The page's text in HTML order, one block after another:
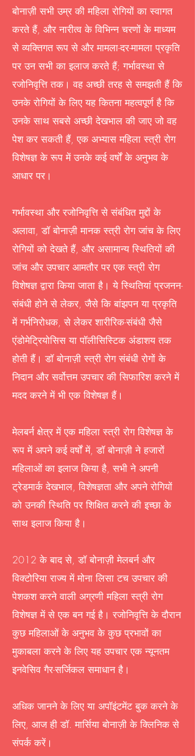
बोनाज़ी सभी उम्र की महिला रोगियों का स्वागत
करते हैं, और नारीत्व के विभिन्न चरणों के माध्यम
से व्यक्तिगत रूप से और मामला-दर-मामला प्रकृति
पर उन सभी का इलाज करते हैं; गर्भावस्था से
रजोनिवृत्ति तक। वह अच्छी तरह से समझती हैं कि
उनके रोगियों के लिए यह कितना महत्वपूर्ण है कि
उनके साथ सबसे अच्छी देखभाल की जाए जो वह
पेश कर सकती हैं, एक अभ्यास महिला स्त्री रोग
विशेषज्ञ के रूप में उनके कई वर्षों के अनुभव के
आधार पर।
गर्भावस्था और रजोनिवृत्ति से संबंधित मुद्दों के
अलावा, डॉ बोनाज़ी मानक स्त्री रोग जांच के लिए
रोगियों को देखते हैं, और असामान्य स्थितियों की
जांच और उपचार आमतौर पर एक स्त्री रोग
विशेषज्ञ द्वारा किया जाता है। ये स्थितियां प्रजनन-
संबंधी होने से लेकर, जैसे कि बांझपन या प्रकृति
में गर्भनिरोधक, से लेकर शारीरिक-संबंधी जैसे
एंडोमेट्रियोसिस या पॉलीसिस्टिक अंडाशय तक
होती हैं। डॉ बोनाज़ी स्त्री रोग संबंधी रोगों के
निदान और सर्वोत्तम उपचार की सिफारिश करने में
मदद करने में भी एक विशेषज्ञ हैं।
मेलबर्न क्षेत्र में एक महिला स्त्री रोग विशेषज्ञ के
रूप में अपने कई वर्षों में, डॉ बोनाज़ी ने हजारों
महिलाओं का इलाज किया है, सभी ने अपनी
ट्रेडमार्क देखभाल, विशेषज्ञता और अपने रोगियों
को उनकी स्थिति पर शिक्षित करने की इच्छा के
साथ इलाज किया है।
2012 के बाद से, डॉ बोनाज़ी मेलबर्न और
विक्टोरिया राज्य में मोना लिसा टच उपचार की
पेशकश करने वाली अग्रणी महिला स्त्री रोग
विशेषज्ञ में से एक बन गई है। रजोनिवृत्ति के दौरान
कुछ महिलाओं के अनुभव के कुछ प्रभावों का
मुकाबला करने के लिए यह उपचार एक न्यूनतम
इनवेसिव गैर-सर्जिकल समाधान है।
अधिक जानने के लिए या अपॉइंटमेंट बुक करने के
लिए, आज ही डॉ. मार्सिया बोनाज़ी के क्लिनिक से
संपर्क करें।